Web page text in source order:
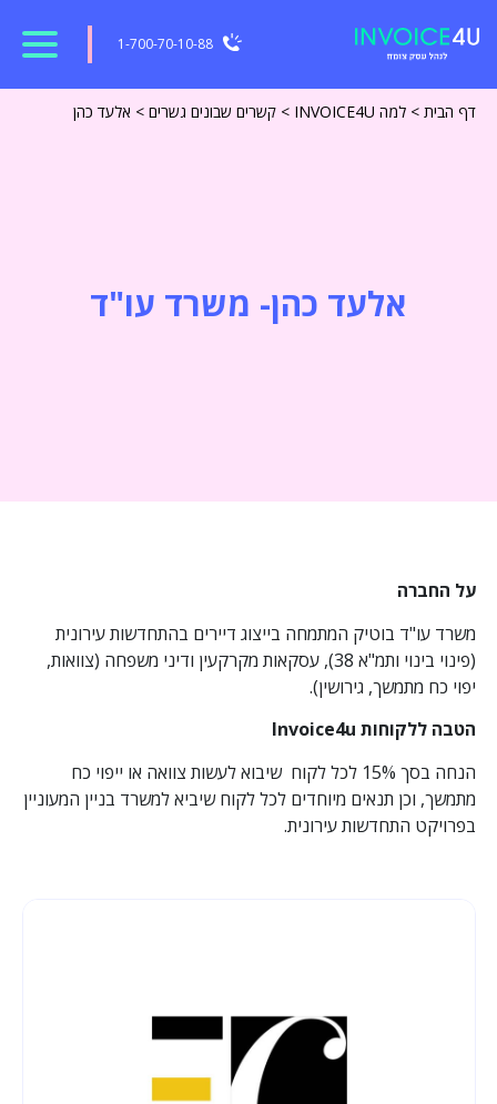
1-700-70-10-88
דף הבית > למה INVOICE4U > קשרים שבונים גשרים > אלעד כהן
אלעד כהן- משרד עו"ד
על החברה
משרד עו"ד בוטיק המתמחה בייצוג דיירים בהתחדשות עירונית
(פינוי בינוי ותמ"א 38), עסקאות מקרקעין ודיני משפחה (צוואות,
יפוי כח מתמשך, גירושין).
הטבה ללקוחות Invoice4u
הנחה בסך 15% לכל לקוח
שיבוא לעשות צוואה או ייפוי כח
מתמשך, וכן תנאים מיוחדים לכל לקוח שיביא למשרד בניין המעוניין
בפרויקט התחדשות עירונית.